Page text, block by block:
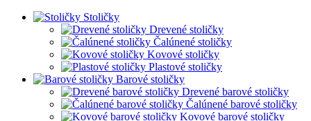
Stoličky
Drevené stoličky
Čalúnené stoličky
Kovové stoličky
Plastové stoličky
Barové stoličky
Drevené barové stoličky
Čalúnené barové stoličky
Kovové barové stoličky